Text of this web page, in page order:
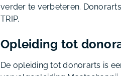
verder te verbeteren.
TRIP.
Opleiding tot
De opleiding tot donorarts is